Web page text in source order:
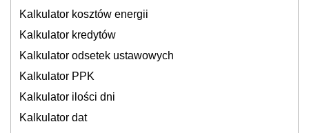
Kalkulator kosztów energii
Kalkulator kredytów
Kalkulator odsetek ustawowych
Kalkulator PPK
Kalkulator ilości dni
Kalkulator dat